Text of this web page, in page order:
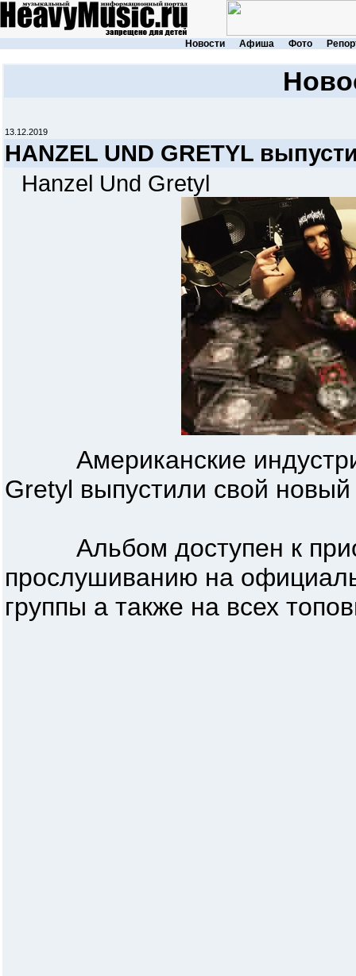
Новости Афиша Фото
13.12.2019
HANZEL UND GRETYL
Hanzel Und Gretyl
Американские
Gretyl выпустили свой
Альбом доступен к
прослушиванию на
группы а также на всех